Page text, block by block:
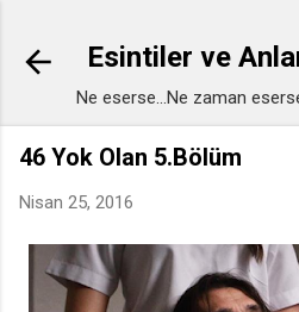
Esintiler ve
Ne eserse...Ne zaman
46 Yok Olan 5.Bölüm
Nisan 25, 2016